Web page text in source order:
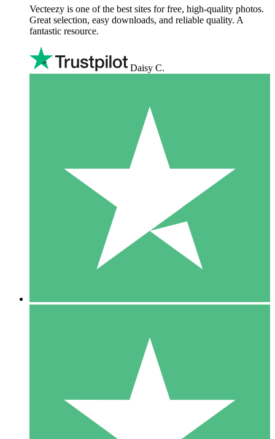
Vecteezy is one of the best sites for free, high‑quality photos.
Great selection, easy downloads, and reliable quality. A
fantastic resource.
Daisy C.